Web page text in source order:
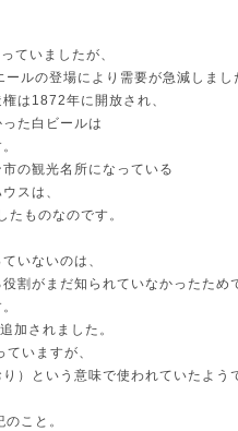
ていましたが、
ルの登場により需要が急減しまし
は1872年に開放され、
た白ビールは
の観光名所になっている
スは、
ものなのです。
いないのは、
割がまだ知られていなかったため
加されました。
いますが、
）という意味で使われていたよう
こと。